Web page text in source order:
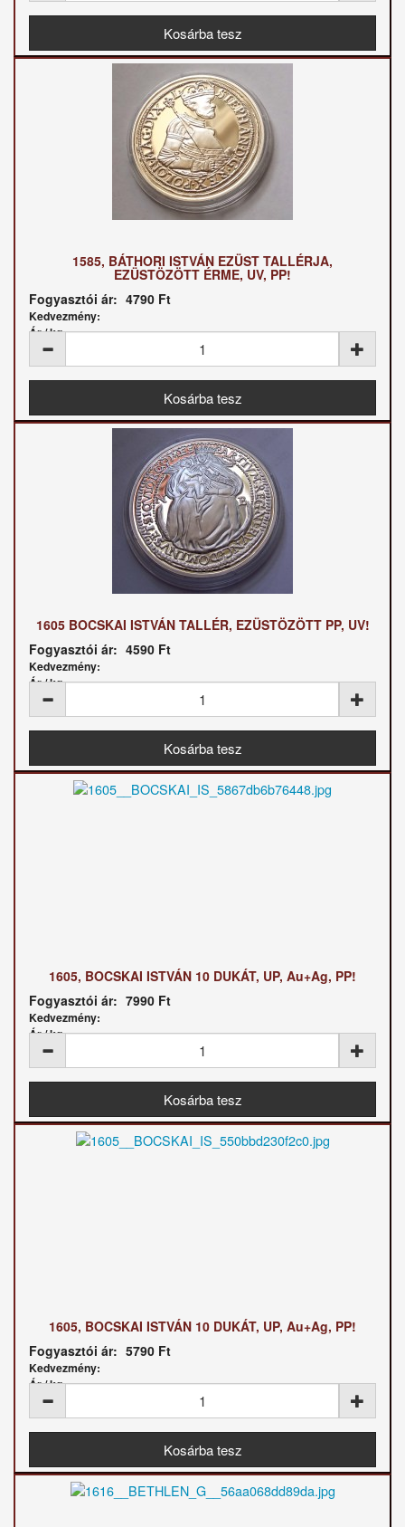
1585, BÁTHORI ISTVÁN EZÜST TALLÉRJA,
EZÜSTÖZÖTT ÉRME, UV, PP!
Fogyasztói ár: 4790 Ft
Kedvezmény:
Ár / kg:
1605 BOCSKAI ISTVÁN TALLÉR, EZÜSTÖZÖTT PP, UV!
Fogyasztói ár: 4590 Ft
Kedvezmény:
Ár / kg:
1605, BOCSKAI ISTVÁN 10 DUKÁT, UP, Au+Ag, PP!
Fogyasztói ár: 7990 Ft
Kedvezmény:
Ár / kg:
1605, BOCSKAI ISTVÁN 10 DUKÁT, UP, Au+Ag, PP!
Fogyasztói ár: 5790 Ft
Kedvezmény:
Ár / kg: